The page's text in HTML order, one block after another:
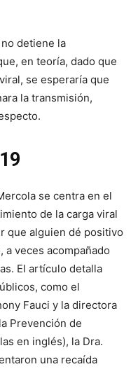
detiene la
en teoría, dado que
se esperaría que
la transmisión,
se centra en el
de la carga viral
que alguien dé positivo
a veces acompañado
El artículo detalla
como el
Fauci y la directora
Prevención de
en inglés), la Dra.
una recaída